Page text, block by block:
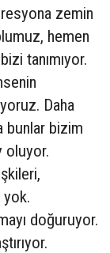
zemin
hemen
tanımıyor.
Daha
bunlar bizim
oluyor.
yok.
doğuruyor.